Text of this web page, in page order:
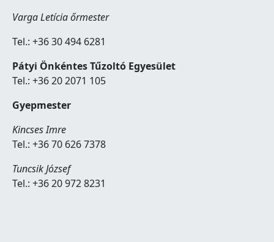
Varga Letícia őrmester
Tel.: +36 30 494 6281
Pátyi Önkéntes Tűzoltó Egyesület
Tel.: +36 20 2071 105
Gyepmester
Kincses Imre
Tel.: +36 70 626 7378
Tuncsik József
Tel.: +36 20 972 8231